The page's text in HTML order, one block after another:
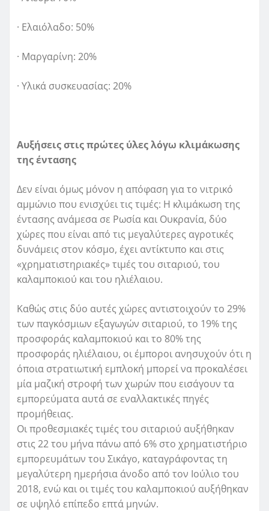
· Ελαιόλαδο: 50%
· Μαργαρίνη: 20%
· Υλικά συσκευασίας: 20%
Αυξήσεις στις πρώτες ύλες λόγω κλιμάκωσης
της έντασης
Δεν είναι όμως μόνον η απόφαση για το νιτρικό
αμμώνιο που ενισχύει τις τιμές: Η κλιμάκωση της
έντασης ανάμεσα σε Ρωσία και Ουκρανία, δύο
χώρες που είναι από τις μεγαλύτερες αγροτικές
δυνάμεις στον κόσμο, έχει αντίκτυπο και στις
«χρηματιστηριακές» τιμές του σιταριού, του
καλαμποκιού και του ηλιέλαιου.
Καθώς στις δύο αυτές χώρες αντιστοιχούν το 29%
των παγκόσμιων εξαγωγών σιταριού, το 19% της
προσφοράς καλαμποκιού και το 80% της
προσφοράς ηλιέλαιου, οι έμποροι ανησυχούν ότι η
όποια στρατιωτική εμπλοκή μπορεί να προκαλέσει
μία μαζική στροφή των χωρών που εισάγουν τα
εμπορεύματα αυτά σε εναλλακτικές πηγές
προμήθειας.
Οι προθεσμιακές τιμές του σιταριού αυξήθηκαν
στις 22 του μήνα πάνω από 6% στο χρηματιστήριο
εμπορευμάτων του Σικάγο, καταγράφοντας τη
μεγαλύτερη ημερήσια άνοδο από τον Ιούλιο του
2018, ενώ και οι τιμές του καλαμποκιού αυξήθηκαν
σε υψηλό επίπεδο επτά μηνών.